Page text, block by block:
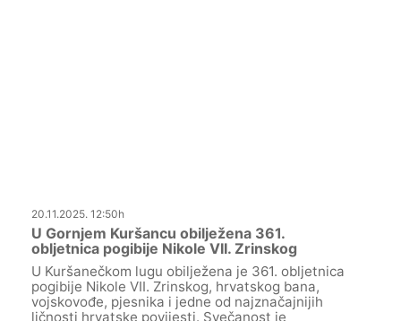
20.11.2025. 12:50h
U Gornjem Kuršancu obilježena 361.
obljetnica pogibije Nikole VII. Zrinskog
U Kuršanečkom lugu obilježena je 361. obljetnica
pogibije Nikole VII. Zrinskog, hrvatskog bana,
vojskovođe, pjesnika i jedne od najznačajnijih
ličnosti hrvatske povijesti. Svečanost je